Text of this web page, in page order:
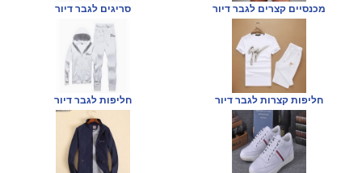
סריגים לגבר דיור מכנסיים קצרים לגבר דיור
חליפות לגבר דיור חליפות קצרות לגבר דיור